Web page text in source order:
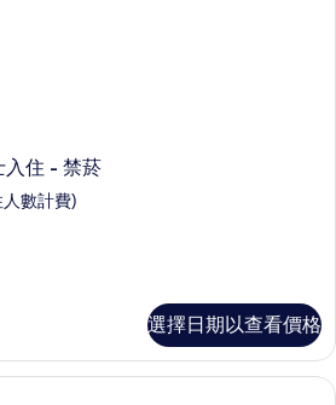
入住 - 禁菸
數計費)
選擇日期以查看價格